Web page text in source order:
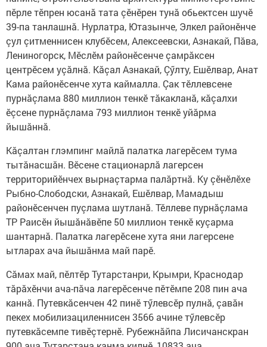
пӗрле тӗпрен юсанă тата çӗнӗрен тунă обьектсен шучӗ
39-па танлашнă. Нурлатра, Ютазынче, Элкел районӗнче
çул çитменнисен клубӗсем, Алексеевски, Азнакай, Пăва,
Лениногорск, Мӗслӗм районӗсенче çамрăксен
центрӗсем уçăлнă. Кăçал Азнакай, Çӳлту, Ешӗлвар, Анат
Кама районӗсенче хута каймалла. Çак тӗллевсене
пурнăçлама 880 миллион тенкӗ тăкакланă, кăçалхи
ӗçсене пурнăçлама 793 миллион тенкӗ уйăрма
йышăннă.
Кăçалтан глэмпинг майлă палатка лагерӗсем тума
тытăнасшăн. Вӗсене стационарлă лагерсен
территорийӗнчех вырнаçтарма палăртнă. Ку çӗнӗлӗхе
Рыбно-Слободски, Азнакай, Ешӗлвар, Мамадыш
районӗсенчен пуçлама шутланă. Тӗллеве пурнăçлама
ТР Раисӗн йышăнăвӗпе 50 миллион тенкӗ куçарма
шантарнă. Палатка лагерӗсене хута яни лагерсене
ытларах ача йышăнма май парӗ.
Сăмах май, пӗлтӗр Тутарстанри, Крымри, Краснодар
тăрăхӗнчи ача-пăча лагерӗсенче пӗтӗмпе 208 пин ача
каннă. Путевкăсенчен 42 пинӗ тӳлевсӗр пулнă, çавăн
пекех мобилизациленнисен 3566 ачине тӳлевсӗр
путевкăсемпе тивӗçтернӗ. Рубежнăйпа Лисичанскран